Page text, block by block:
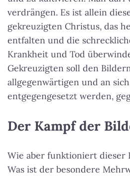
verdrängen. Es ist allein
gekreuzigten Christus, das
entfalten und die
Krankheit und Tod
Gekreuzigten soll den
allgegenwärtigen und an
entgegengesetzt werden,
Der Kampf der
Wie aber funktioniert dieser
Was ist der besondere